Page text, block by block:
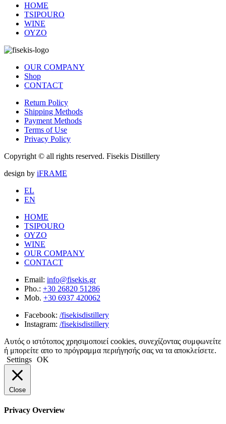
HOME
TSIPOURO
WINE
ΟΥΖΟ
OUR COMPANY
Shop
CONTACT
Return Policy
Shipping Methods
Payment Methods
Terms of Use
Privacy Policy
Copyright © all rights reserved. Fisekis Distillery
design by iFRAME
EL
EN
HOME
TSIPOURO
ΟΥΖΟ
WINE
OUR COMPANY
CONTACT
Email: info@fisekis.gr
Pho.: +30 26820 51286
Mob. +30 6937 420062
Facebook: /fisekisdistillery
Instagram: /fisekisdistillery
Αυτός ο ιστότοπος χρησιμοποιεί cookies, συνεχίζοντας συμφωνείτε
ή μπορείτε απο το πρόγραμμα περιήγησής σας να τα αποκλείσετε.
Settings ΟΚ
Close
Privacy Overview